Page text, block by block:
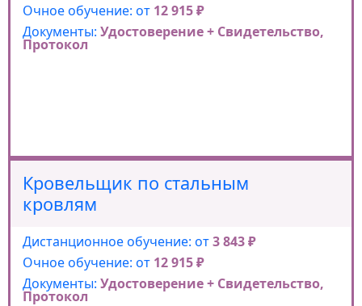
Очное обучение: от 12 915 ₽
Документы: Удостоверение + Свидетельство,
Протокол
Кровельщик по стальным
кровлям
Дистанционное обучение: от3 843 ₽
Очное обучение: от 12 915 ₽
Документы: Удостоверение + Свидетельство,
Протокол